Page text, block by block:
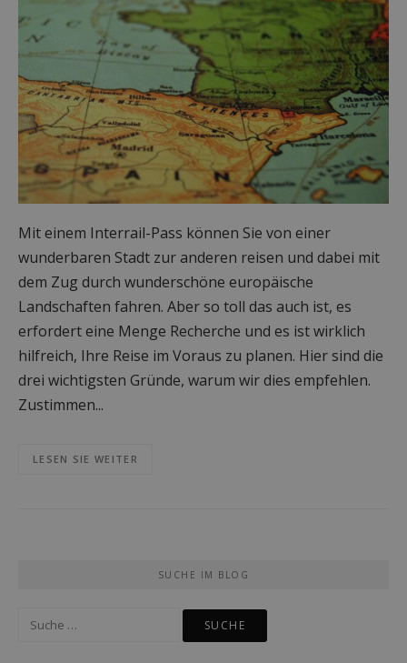
Mit einem Interrail-Pass können Sie von einer
wunderbaren Stadt zur anderen reisen und dabei mit
dem Zug durch wunderschöne europäische
Landschaften fahren. Aber so toll das auch ist, es
erfordert eine Menge Recherche und es ist wirklich
hilfreich, Ihre Reise im Voraus zu planen. Hier sind die
drei wichtigsten Gründe, warum wir dies empfehlen.
Zustimmen...
LESEN SIE WEITER
SUCHE IM BLOG
Suche